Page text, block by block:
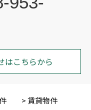
はこちらから
賃貸物件